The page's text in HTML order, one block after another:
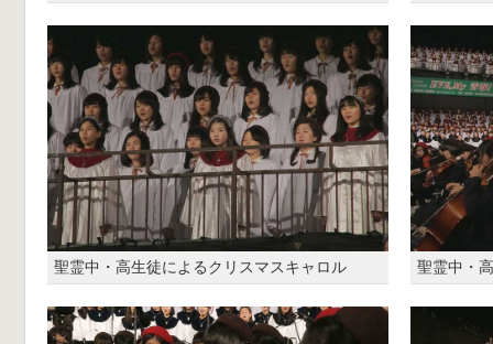
聖霊中・高生徒によるクリスマスキャロル 聖霊中・